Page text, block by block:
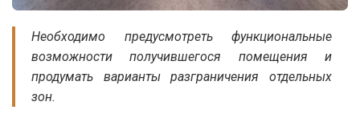
Необходимо предусмотреть функциональные
возможности получившегося помещения и
продумать варианты разграничения отдельных
зон.